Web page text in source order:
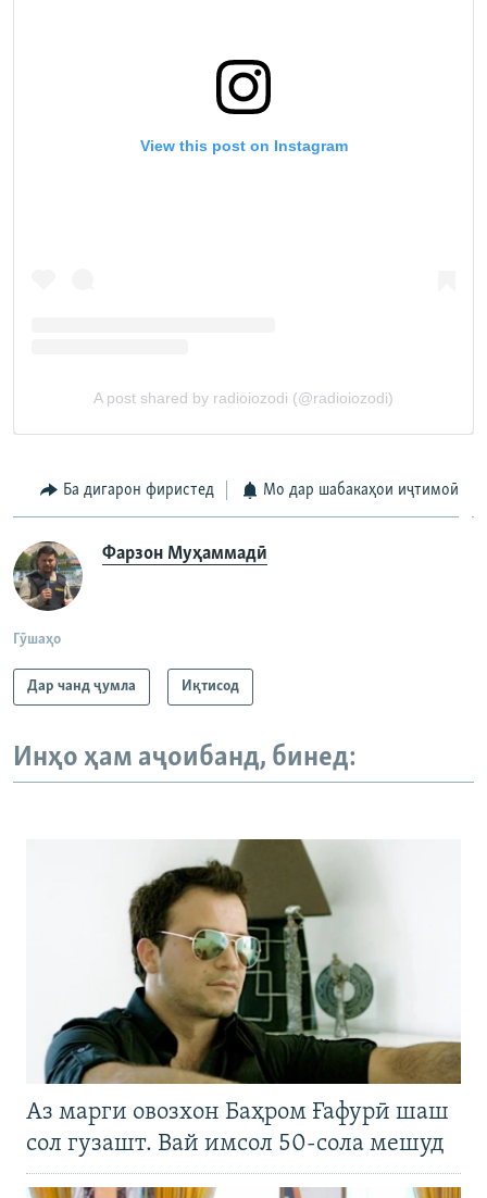
Ба дигарон фиристед Мо дар шабакаҳои иҷтимоӣ
Фарзон Муҳаммадӣ
Гӯшаҳо
Дар чанд ҷумла Иқтисод
Инҳо ҳам аҷоибанд, бинед:
Аз марги овозхон Баҳром Ғафурӣ шаш
сол гузашт. Вай имсол 50-сола мешуд